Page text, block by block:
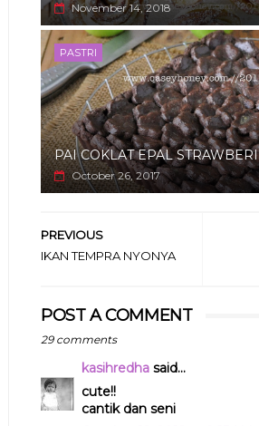
November 14, 2018
PASTRI
PAI COKLAT EPAL STRAWBERI
October 26, 2017
PREVIOUS
IKAN TEMPRA NYONYA
POST A COMMENT
29 comments
kasihredhasaid...
cute!!
cantik dan seni